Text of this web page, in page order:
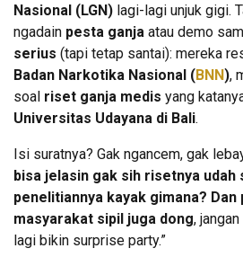
Nasional (LGN) lagi-lagi unjuk gigi.
ngadain pesta ganja atau demo
serius (tapi tetap santai): mereka
Badan Narkotika Nasional (BNN),
soal riset ganja medis yang
Universitas Udayana di Bali.
Isi suratnya? Gak ngancem, gak
bisa jelasin gak sih risetnya udah
penelitiannya kayak gimana? Dan
masyarakat sipil juga dong,
lagi bikin surprise party.”